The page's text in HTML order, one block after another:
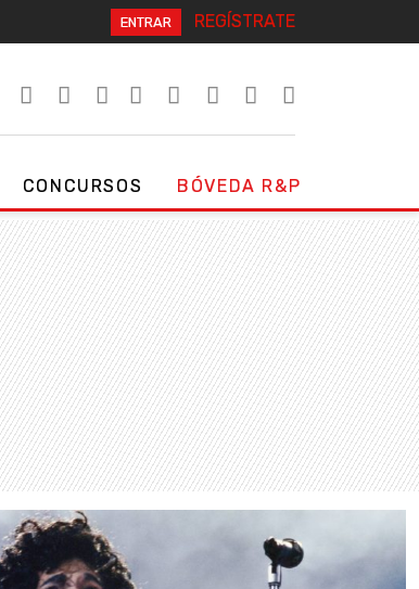
ENTRAR REGÍSTRATE
CONCURSOS BÓVEDA R&P